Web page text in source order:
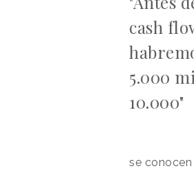
cash
5.000
10.000"
se